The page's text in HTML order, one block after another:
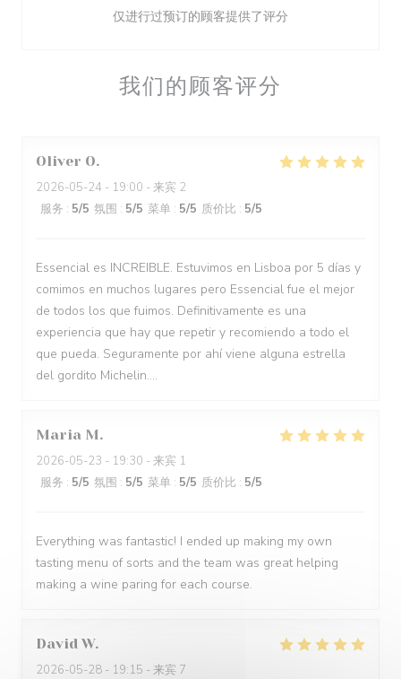
我们的顾客评分
Oliver O
2026-05-24 - 19:00 - 来宾 2
服务 : 5/5 氛围 : 5/5 菜单 : 5/5 质价比 : 5/5
Essencial es INCREIBLE. Estuvimos en Lisboa por 5 días y
comimos en muchos lugares pero Essencial fue el mejor
de todos los que fuimos. Definitivamente es una
experiencia que hay que repetir y recomiendo a todo el
que pueda. Seguramente por ahí viene alguna estrella
del gordito Michelin....
Maria M
2026-05-23 - 19:30 - 来宾 1
服务 : 5/5 氛围 : 5/5 菜单 : 5/5 质价比 : 5/5
Everything was fantastic! I ended up making my own
tasting menu of sorts and the team was great helping
making a wine paring for each course.
David W
2026-05-28 - 19:15 - 来宾 7
仅进行过预订的顾客提供了评分